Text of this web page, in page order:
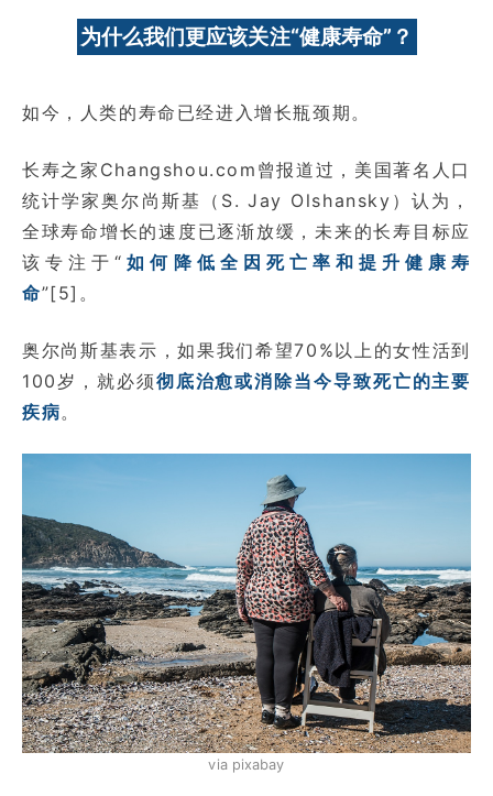
为什么我们更应该关注“健康寿命”？
如今，人类的寿命已经进入增长瓶颈期。
长寿之家Changshou.com曾报道过，美国著名人口
统计学家奥尔尚斯基（S. Jay Olshansky）认为，
全球寿命增长的速度已逐渐放缓，未来的长寿目标应
该专注于“ 如何降低全因死亡率和提升健康寿
命”[5]。
奥尔尚斯基表示，如果我们希望70%以上的女性活到
100岁，就必须彻底治愈或消除当今导致死亡的主要
疾病。
via pixabay